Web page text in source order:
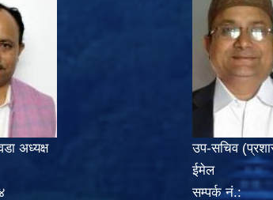
अध्यक्ष
उप-सचिव
ईमेल
सम्पर्क नं.: